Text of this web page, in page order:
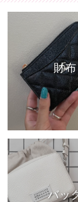
財布
バッ